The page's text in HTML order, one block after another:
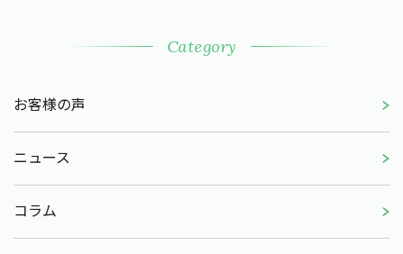
Category
お客様の声
ニュース
コラム